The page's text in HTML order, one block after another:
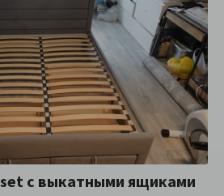
с выкатными ящиками